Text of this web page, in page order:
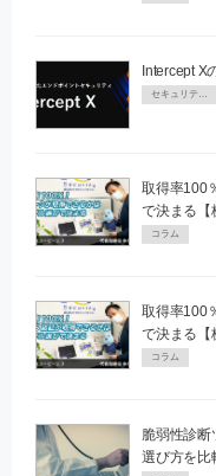
Intercept X
取得率100
で決まる【
コラム
取得率100
で決まる【
コラム
脆弱性診断
選び方を比